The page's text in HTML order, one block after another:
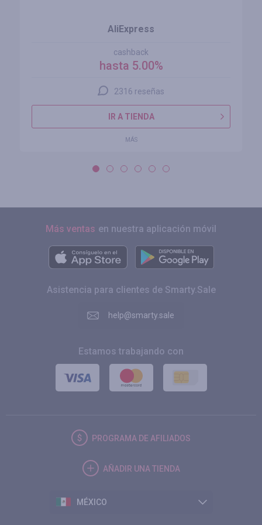
AliExpress
cashback
hasta 5.00%
2316 reseñas
IR A TIENDA
MÁS
Más ventas en nuestra aplicación móvil
Asistencia para clientes de Smarty.Sale
help@smarty.sale
Estamos trabajando con
PROGRAMA DE AFILIADOS
AÑADIR UNA TIENDA
MÉXICO